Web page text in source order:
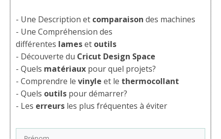
- Une Description et comparaison des machines
- Une Compréhension des
différentes lameset outils
- Découverte du Cricut Design Space
- Quels matériaux pour quel projets?
- Comprendre le vinyle et le thermocollant
- Quels outils pour démarrer?
- Les erreurs les plus fréquentes à éviter